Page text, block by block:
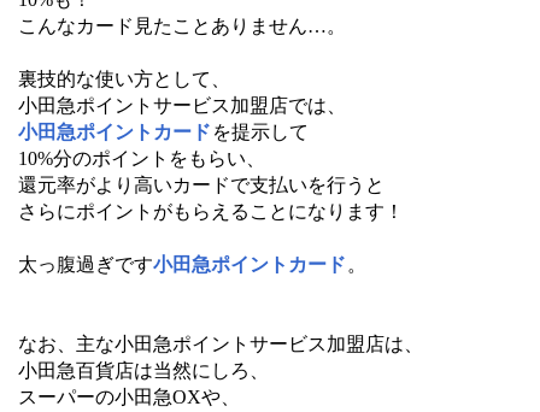
こんなカード見たことありません…。
裏技的な使い方として、
小田急ポイントサービス加盟店では、
小田急ポイントカード を提示して
10%分のポイントをもらい、
還元率がより高いカードで支払いを行うと
さらにポイントがもらえることになります！
太っ腹過ぎです小田急ポイントカード 。
なお、主な小田急ポイントサービス加盟店は、
小田急百貨店は当然にしろ、
スーパーの小田急OXや、